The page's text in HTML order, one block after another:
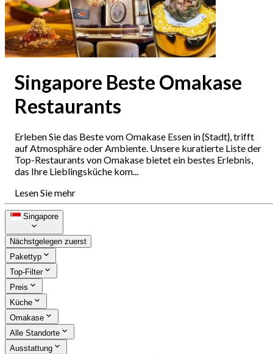
Singapore Beste Omakase
Restaurants
Erleben Sie das Beste vom Omakase Essen in {Stadt}, trifft
auf Atmosphäre oder Ambiente. Unsere kuratierte Liste der
Top-Restaurants von Omakase bietet ein bestes Erlebnis,
das Ihre Lieblingsküche kom...
Lesen Sie mehr
Singapore
Nächstgelegen zuerst
Pakettyp
Top-Filter
Preis
Küche
Omakase
Alle Standorte
Ausstattung